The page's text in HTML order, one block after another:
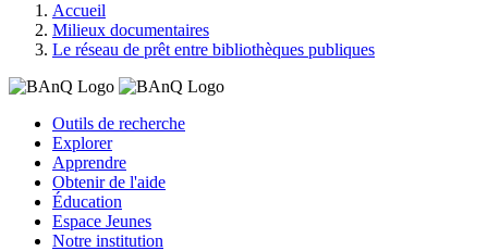
Accueil
Milieux documentaires
Le réseau de prêt entre bibliothèques publiques
Outils de recherche
Explorer
Apprendre
Obtenir de l'aide
Éducation
Espace Jeunes
Notre institution